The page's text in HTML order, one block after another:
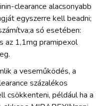
clearance alacsonyabb
egyszerre kell beadni;
só esetében:
az 1,1mg pramipexol
a veseműködés, a
százalékos
csökkenteni, például ha a